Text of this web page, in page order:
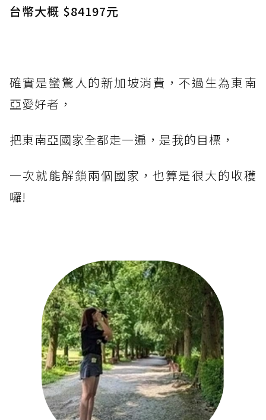
台幣大概 $84197元
確實是蠻驚人的新加坡消費，不過生為東南
亞愛好者，
把東南亞國家全都走一遍，是我的目標，
一次就能解鎖兩個國家，也算是很大的收穫
囉!